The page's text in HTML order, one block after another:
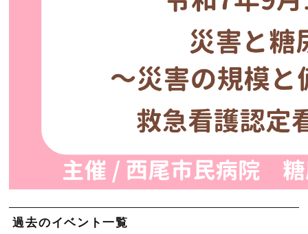
過去のイベント一覧